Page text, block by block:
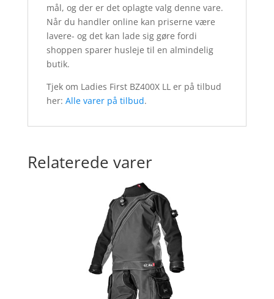
mål, og der er det oplagte valg denne vare.
Når du handler online kan priserne være
lavere- og det kan lade sig gøre fordi
shoppen sparer husleje til en almindelig
butik.
Tjek om Ladies First BZ400X LL er på tilbud
her: Alle varer på tilbud.
Relaterede varer